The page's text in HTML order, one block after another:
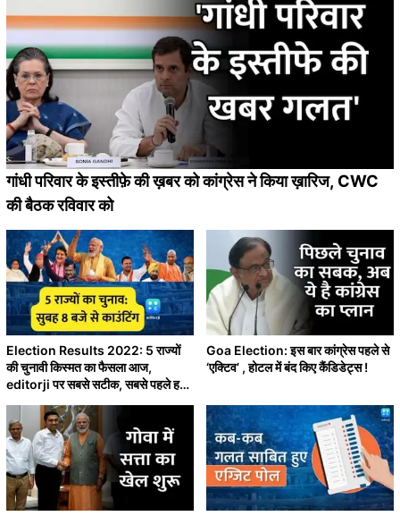
गांधी परिवार के इस्तीफ़े की ख़बर को कांग्रेस ने किया ख़ारिज, CWC
की बैठक रविवार को
Election Results 2022: 5 राज्यों
की चुनावी किस्मत का फैसला आज,
editorji पर सबसे सटीक, सबसे पहले हर
Goa Election: इस बार कांग्रेस पहले से
‘एक्टिव’ , होटल में बंद किए कैंडिडेट्स !